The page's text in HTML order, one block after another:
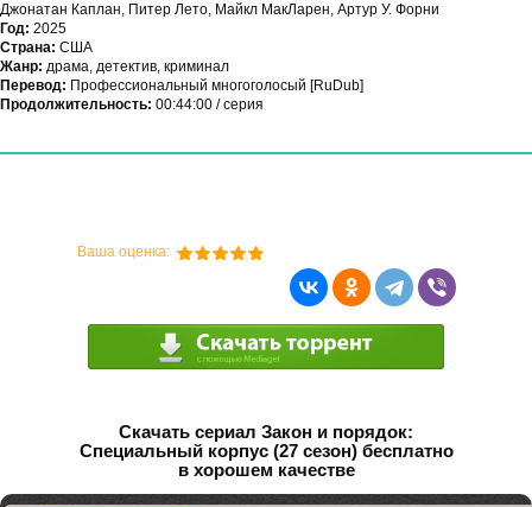
Джонатан Каплан, Питер Лето, Майкл МакЛарен, Артур У. Форни
Год: 2025
Страна: США
Жанр: драма, детектив, криминал
Перевод: Профессиональный многоголосый [RuDub]
Продолжительность: 00:44:00 / серия
Ваша оценка:
Скачать сериал Закон и порядок:
Специальный корпус (27 сезон) бесплатно
в хорошем качестве